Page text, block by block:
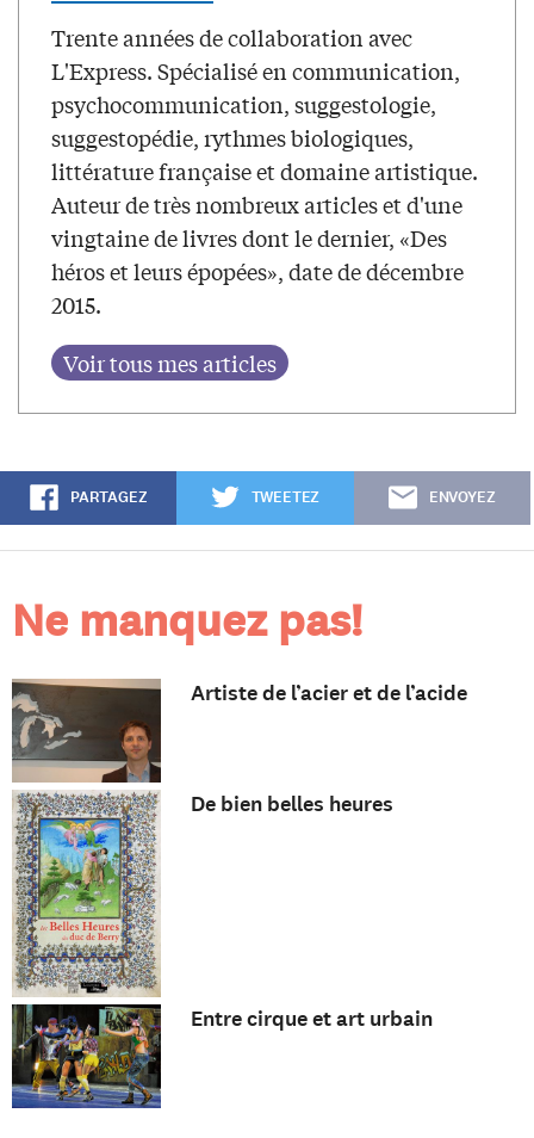
Trente années de collaboration avec
L'Express. Spécialisé en communication,
psychocommunication, suggestologie,
suggestopédie, rythmes biologiques,
littérature française et domaine artistique.
Auteur de très nombreux articles et d'une
vingtaine de livres dont le dernier, «Des
héros et leurs épopées», date de décembre
2015.
PARTAGEZ TWEETEZ ENVOYEZ
Ne manquez pas!
Artiste de l’acier et de l’acide
De bien belles heures
Entre cirque et art urbain